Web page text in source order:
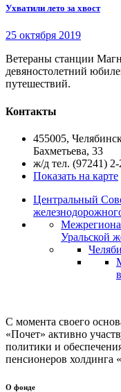
Ухватили лето за хвост
25 октября 2019
Ветераны станции
девяностолетний
путешествий.
Контакты
455005,
Бахметьева, 33
ж/д тел. (97241)
Показать на карте
Центральный
Уральской
С момента своего
«Почет» активно
политики и
пенсионеров холдинга
О фонде